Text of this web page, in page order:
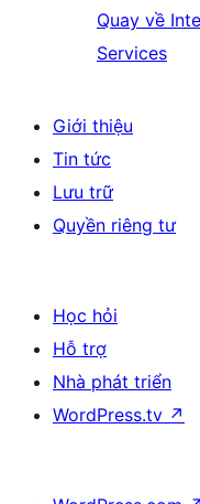
Quay về
Services
Giới thiệu
Tin tức
Lưu trữ
Quyền riêng tư
Học hỏi
Hỗ trợ
Nhà phát triển
WordPress.tv ↗